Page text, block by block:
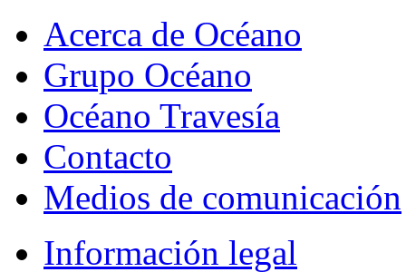
Acerca de Océano
Grupo Océano
Océano Travesía
Contacto
Medios de comunicación
Información legal